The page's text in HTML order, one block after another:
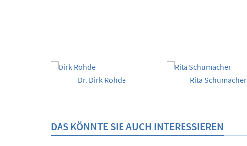
Dr. Dirk Rohde Rita Schumacher
DAS KÖNNTE SIE AUCH INTERESSIEREN